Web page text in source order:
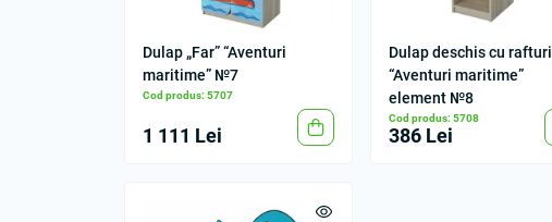
Dulap „Far” “Aventuri
maritime” №7
Cod produs: 5707
1 111 Lei
Dulap deschis cu rafturi
“Aventuri maritime”
element №8
Cod produs: 5708
386 Lei